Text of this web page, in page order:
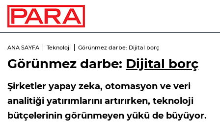
ANA SAYFA Teknoloji Görünmez darbe: Dijital borç
Görünmez darbe: Dijital borç
Şirketler yapay zeka, otomasyon ve veri
analitiği yatırımlarını artırırken, teknoloji
bütçelerinin görünmeyen yükü de büyüyor.